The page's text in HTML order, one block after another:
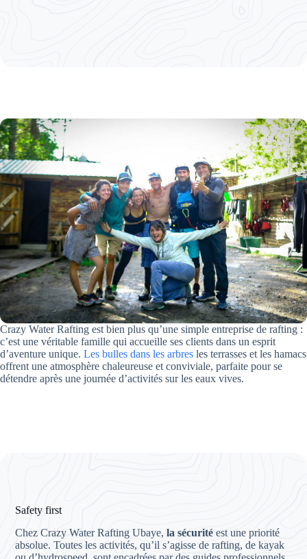
Crazy Water Rafting est bien plus qu’une simple entreprise de rafting :
c’est une véritable famille qui accueille ses clients dans un esprit
d’aventure unique. Les bulles dans les arbres les terrasses et les hamacs
offrent une atmosphère chaleureuse et conviviale, parfaite pour se
détendre après une journée d’activités sur les eaux vives.
Safety first
Chez Crazy Water Rafting Ubaye,la sécurité est une priorité
absolue. Toutes les activités, qu’il s’agisse de rafting, de kayak